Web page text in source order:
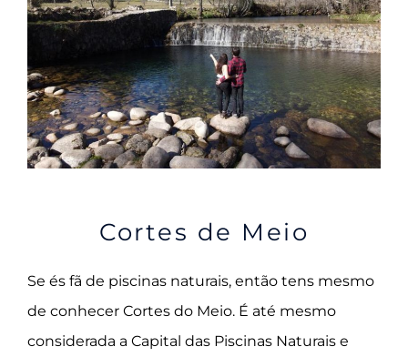
Cortes de Meio
Se és fã de piscinas naturais, então tens mesmo
de conhecer Cortes do Meio. É até mesmo
considerada a Capital das Piscinas Naturais e